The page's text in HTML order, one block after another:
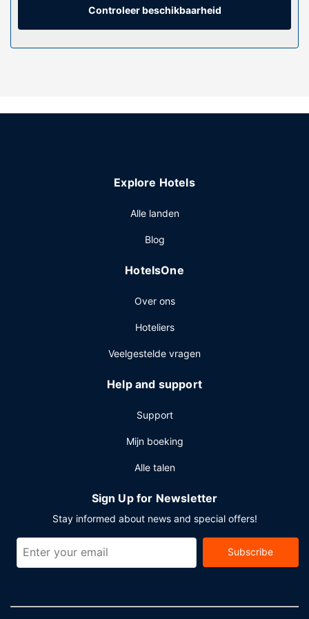
Profiteer in dit hotel van de roomservice.
Controleer beschikbaarheid
Explore Hotels
Alle landen
Blog
HotelsOne
Over ons
Hoteliers
Veelgestelde vragen
Help and support
Support
Mijn boeking
Alle talen
Sign Up for Newsletter
Stay informed about news and special offers!
Subscribe